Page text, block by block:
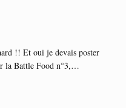
!! Et oui je devais poster
la Battle Food n°3,…